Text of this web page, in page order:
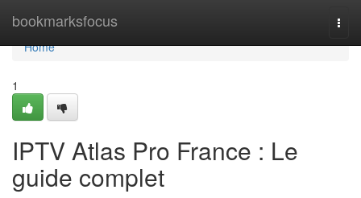
bookmarksfocus
Home
Home
1
IPTV Atlas Pro France : Le
guide complet